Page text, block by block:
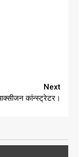
Next
कांन्स्ट्रेटर।